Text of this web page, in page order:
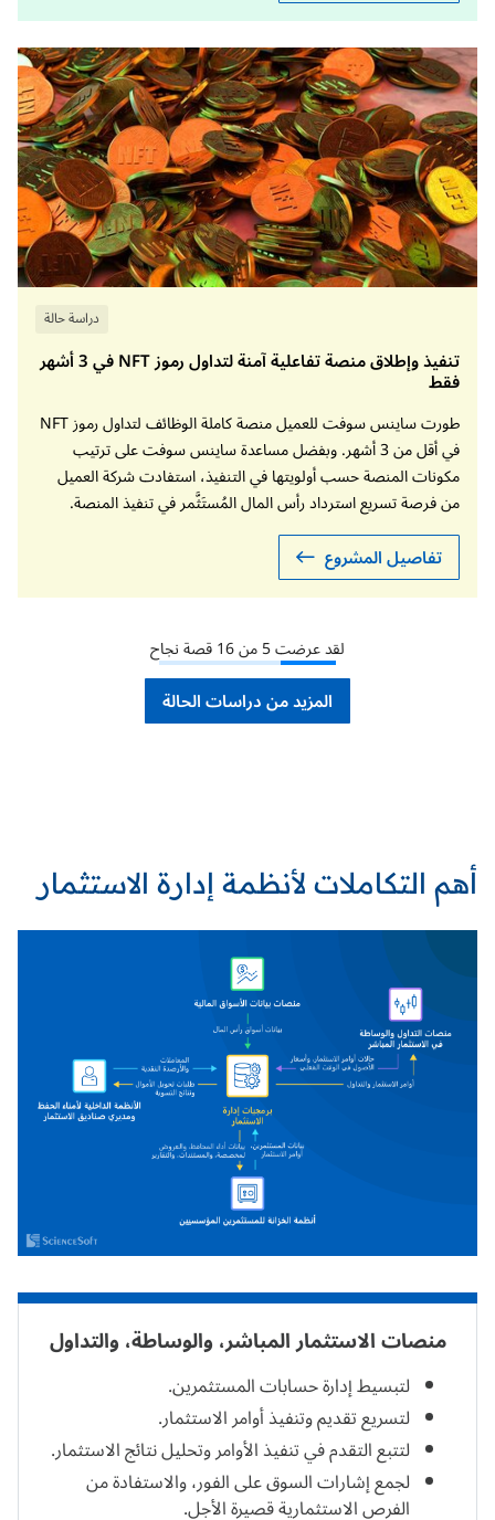
دراسة حالة
تنفيذ وإطلاق منصة تفاعلية آمنة لتداول رموز NFT في 3 أشهر
فقط
طورت ساينس سوفت للعميل منصة كاملة الوظائف لتداول رموز NFT
في أقل من 3 أشهر. وبفضل مساعدة ساينس سوفت على ترتيب
مكونات المنصة حسب أولويتها في التنفيذ، استفادت شركة العميل
من فرصة تسريع استرداد رأس المال المُستَثَّمر في تنفيذ المنصة.
تفاصيل المشروع
لقد عرضت5من16قصة نجاح
المزيد من دراسات الحالة
أهم التكاملات لأنظمة إدارة الاستثمار
منصات الاستثمار المباشر، والوساطة، والتداول
لتبسيط إدارة حسابات المستثمرين.
لتسريع تقديم وتنفيذ أوامر الاستثمار.
لتتبع التقدم في تنفيذ الأوامر وتحليل نتائج الاستثمار.
لجمع إشارات السوق على الفور، والاستفادة من
الفرص الاستثمارية قصيرة الأجل.